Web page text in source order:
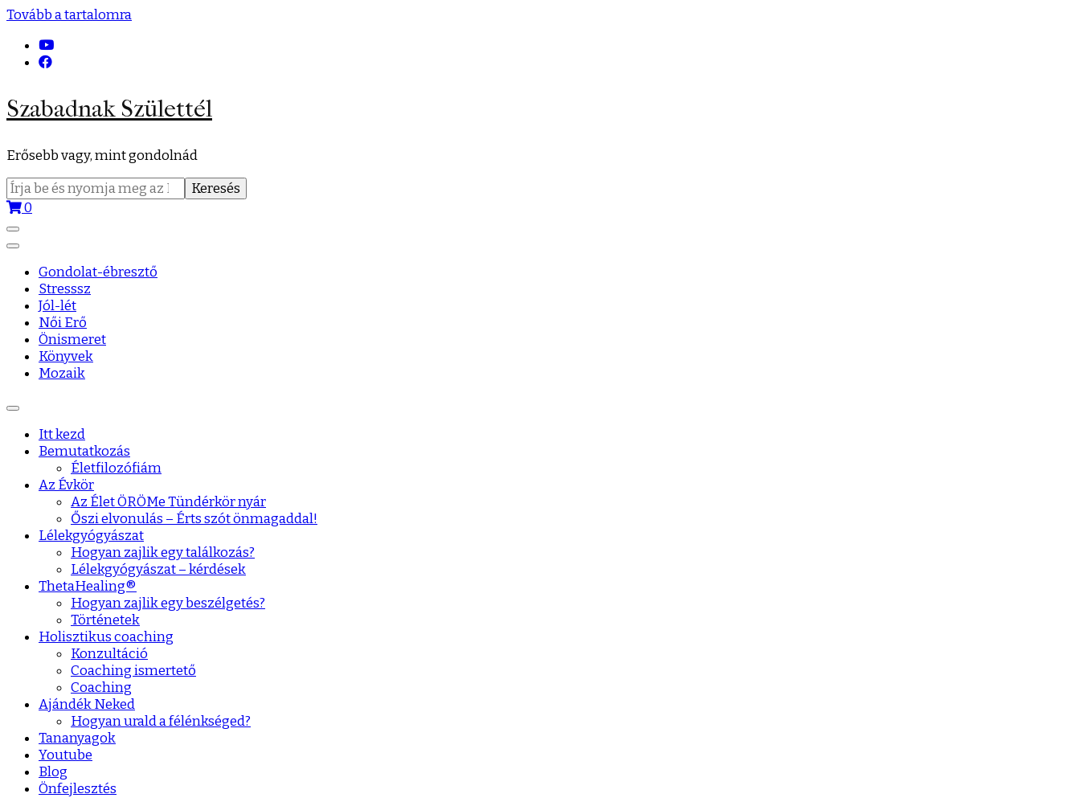
Tovább a tartalomra
Szabadnak Születtél
Erősebb vagy, mint gondolnád
Keresés:
0
Gondolat-ébresztő
Stresssz
Jól-lét
Női Erő
Önismeret
Könyvek
Mozaik
Itt kezd
Bemutatkozás
Életfilozófiám
Az Évkör
Az Élet ÖRÖMe Tündérkör nyár
Őszi elvonulás – Érts szót önmagaddal!
Lélekgyógyászat
Hogyan zajlik egy találkozás?
Lélekgyógyászat – kérdések
ThetaHealing®
Hogyan zajlik egy beszélgetés?
Történetek
Holisztikus coaching
Konzultáció
Coaching ismertető
Coaching
Ajándék Neked
Hogyan urald a félénkséged?
Tananyagok
Youtube
Blog
Önfejlesztés